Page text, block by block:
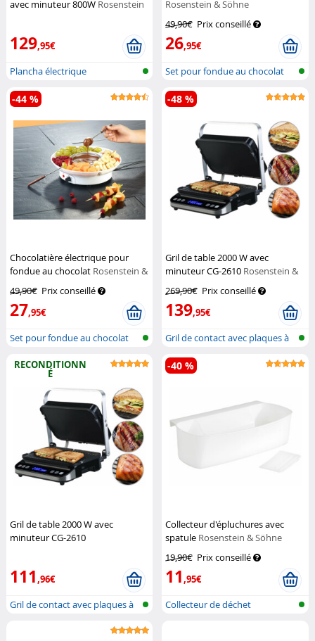
avec minuteur 800W Rosenstein
129,95€
Plancha électrique
vitrocéramique T...
Rosenstein & Söhne
49,90€ Prix conseillé
26,95€
Set pour fondue au chocolat
Chocolatière électrique pour
fondue au chocolat Rosenstein &
49,90€ Prix conseillé
27,95€
-44 %
Set pour fondue au chocolat
Gril de table 2000 W avec
minuteur CG-2610 Rosenstein &
269,90€ Prix conseillé
139,95€
-48 %
Gril de contact avec plaques à
gauf...
RECONDITIONN
É
Gril de table 2000 W avec
minuteur CG-2610
111,96€
Gril de contact avec plaques à
Collecteur d'épluchures avec
spatule Rosenstein & Söhne
19,90€ Prix conseillé
11,95€
-40 %
Collecteur de déchet